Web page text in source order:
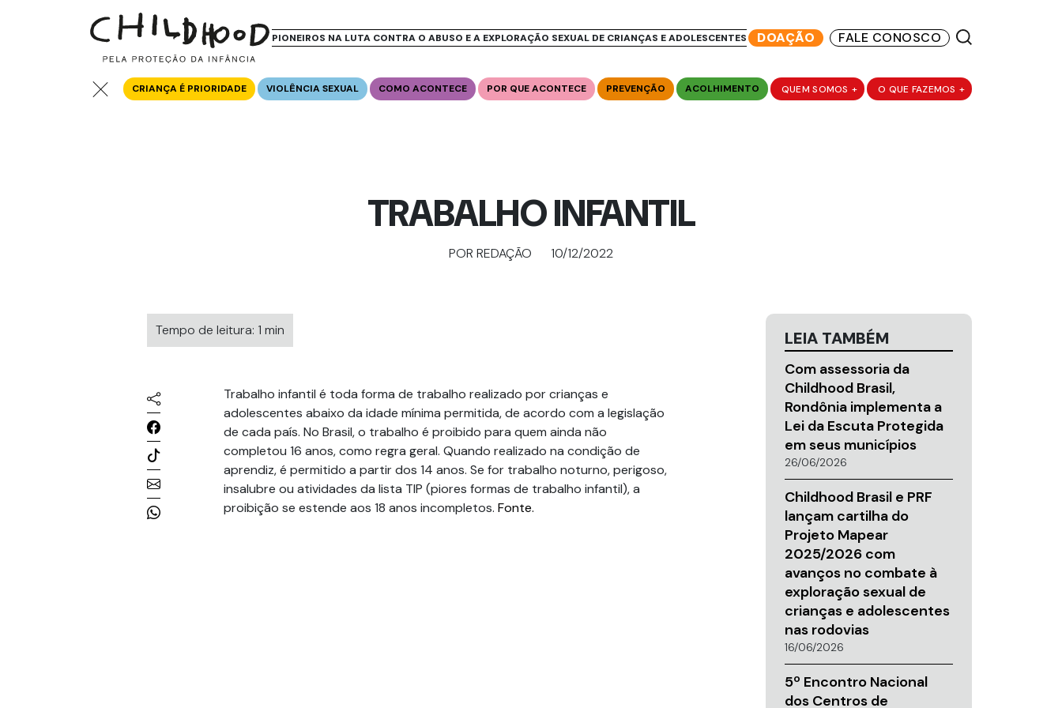
PIONEIROS NA LUTA CONTRA O ABUSO E A EXPLORAÇÃO SEXUAL DE CRIANÇAS E ADOLESCENTES DOAÇÃO FALE CONOSCO
CRIANÇA É PRIORIDADE VIOLÊNCIA SEXUAL COMO ACONTECE POR QUE ACONTECE PREVENÇÃO ACOLHIMENTO QUEM SOMOS + O QUE FAZEMOS +
TRABALHO INFANTIL
POR REDAÇÃO 10/12/2022
Tempo de leitura: 1 min
Trabalho infantil é toda forma de trabalho realizado por crianças e
adolescentes abaixo da idade mínima permitida, de acordo com a legislação
de cada país. No Brasil, o trabalho é proibido para quem ainda não
completou 16 anos, como regra geral. Quando realizado na condição de
aprendiz, é permitido a partir dos 14 anos. Se for trabalho noturno, perigoso,
insalubre ou atividades da lista TIP (piores formas de trabalho infantil), a
proibição se estende aos 18 anos incompletos. Fonte.
LEIA TAMBÉM
Com assessoria da
Childhood Brasil,
Rondônia implementa a
Lei da Escuta Protegida
em seus municípios
26/06/2026
Childhood Brasil e PRF
lançam cartilha do
Projeto Mapear
2025/2026 com
avanços no combate à
exploração sexual de
crianças e adolescentes
nas rodovias
16/06/2026
5º Encontro Nacional
dos Centros de